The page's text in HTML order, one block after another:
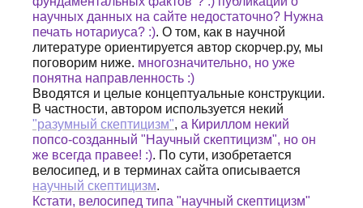
научных данных на сайте недостаточно? Нужна
печать нотариуса? :). О том, как в научной
литературе ориентируется автор скорчер.ру, мы
поговорим ниже. многозначительно, но уже
понятна направленность :)
Вводятся и целые концептуальные конструкции.
В частности, автором используется некий
"разумный скептицизм", а Кириллом некий
попсо-созданный "Научный скептицизм", но он
же всегда правее! :). По сути, изобретается
велосипед, и в терминах сайта описывается
научный скептицизм.
Кстати, велосипед типа "научный скептицизм"